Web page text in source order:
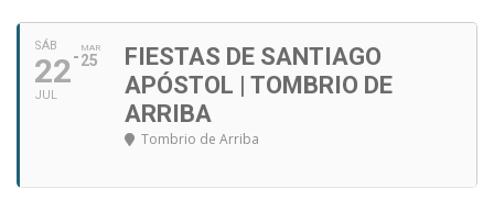
SÁB
22
JUL
MAR
25
FIESTAS DE SANTIAGO
APÓSTOL | TOMBRIO DE
ARRIBA
Tombrio de Arriba